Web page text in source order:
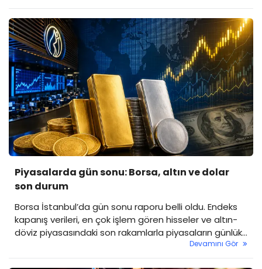
Piyasalarda gün sonu: Borsa, altın ve dolar
son durum
Borsa İstanbul’da gün sonu raporu belli oldu. Endeks
kapanış verileri, en çok işlem gören hisseler ve altın-
döviz piyasasındaki son rakamlarla piyasaların günlük
Devamını Gör